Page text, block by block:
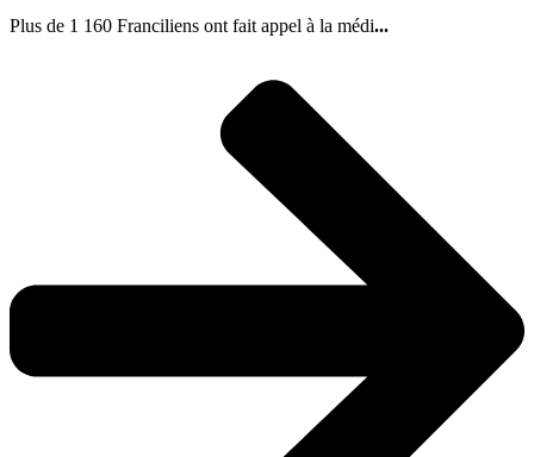
Plus de 1 160 Franciliens ont fait appel à la médi...